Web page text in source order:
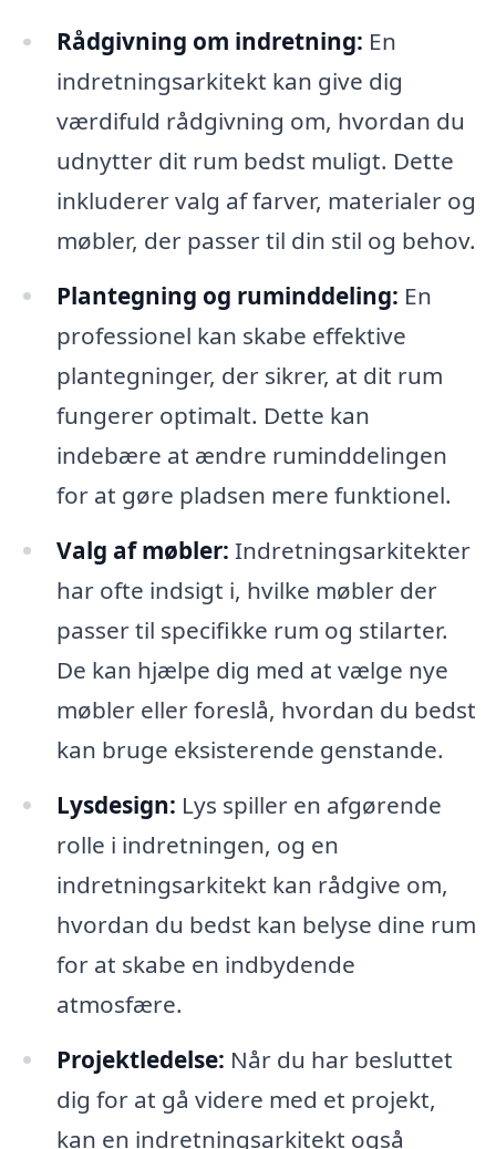
Rådgivning om indretning: En
indretningsarkitekt kan give dig
værdifuld rådgivning om, hvordan du
udnytter dit rum bedst muligt. Dette
inkluderer valg af farver, materialer og
møbler, der passer til din stil og behov.
Plantegning og ruminddeling: En
professionel kan skabe effektive
plantegninger, der sikrer, at dit rum
fungerer optimalt. Dette kan
indebære at ændre ruminddelingen
for at gøre pladsen mere funktionel.
Valg af møbler: Indretningsarkitekter
har ofte indsigt i, hvilke møbler der
passer til specifikke rum og stilarter.
De kan hjælpe dig med at vælge nye
møbler eller foreslå, hvordan du bedst
kan bruge eksisterende genstande.
Lysdesign: Lys spiller en afgørende
rolle i indretningen, og en
indretningsarkitekt kan rådgive om,
hvordan du bedst kan belyse dine rum
for at skabe en indbydende
atmosfære.
Projektledelse: Når du har besluttet
dig for at gå videre med et projekt,
kan en indretningsarkitekt også